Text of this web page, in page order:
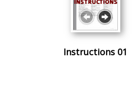
Instructions 01